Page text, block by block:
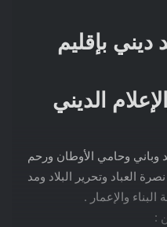
بإقليم
الديني
وباني وحامي الأوطان ورحم
العباد وتحرير البلاد ومد
والإعمار .
: